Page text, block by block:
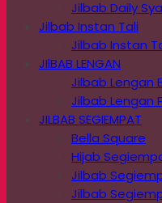
Jilbab Daily
Jilbab Instan Tali
Jilbab Instan
JIlBAB LENGAN
Jilbab Lengan
Jilbab Lengan
JILBAB SEGIEMPAT
Bella Square
Hijab
Jilbab
Jilbab